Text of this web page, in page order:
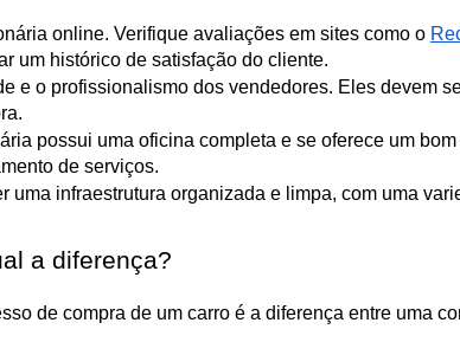
online. Verifique avaliações em sites como o
um histórico de satisfação do cliente.
e o profissionalismo dos vendedores. Eles devem
possui uma oficina completa e se oferece um
de serviços.
uma infraestrutura organizada e limpa, com uma
a diferença?
de compra de um carro é a diferença entre uma